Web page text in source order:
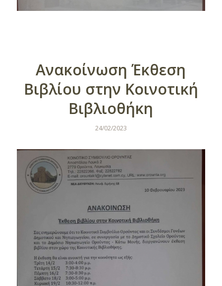
Ανακοίνωση Έκθεση
Βιβλίου στην Κοινοτική
Βιβλιοθήκη
24/02/2023